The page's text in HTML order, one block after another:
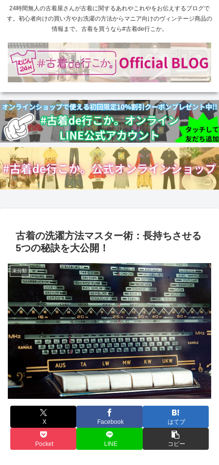
24時間無人の古着屋さんが古着に関するあれやこれやをお伝えするブログで
す。初心者向けの買い方やお洗濯の方法からマニア向けのヴィンテージ商品の
情報まで。古着を買うなら#古着de行こか。
古着の洗濯方法マスター術：長持ちさせる
5つの秘訣を大公開！
未分類
X Facebook はてブ
Pocket LINE コピー